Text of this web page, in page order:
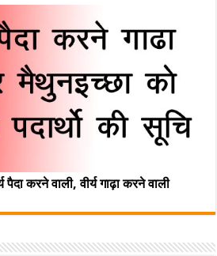
करने वाली, वीर्य गाढ़ा करने वाली